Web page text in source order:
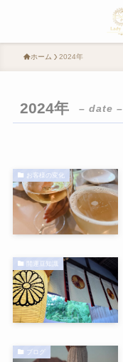
ホーム 2024年
2024年 – date –
お客様の変化
開運豆知識
ブログ